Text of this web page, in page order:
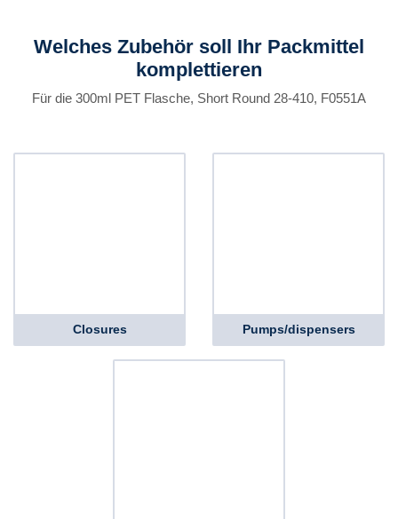
Welches Zubehör soll Ihr Packmittel
komplettieren
Für die 300ml PET Flasche, Short Round 28-410, F0551A
Closures Pumps/dispensers